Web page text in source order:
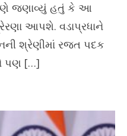
જણાવ્યું હતું કે આ
આપશે. વડાપ્રધાને
શ્રેણીમાં રજત પદક
પણ […]